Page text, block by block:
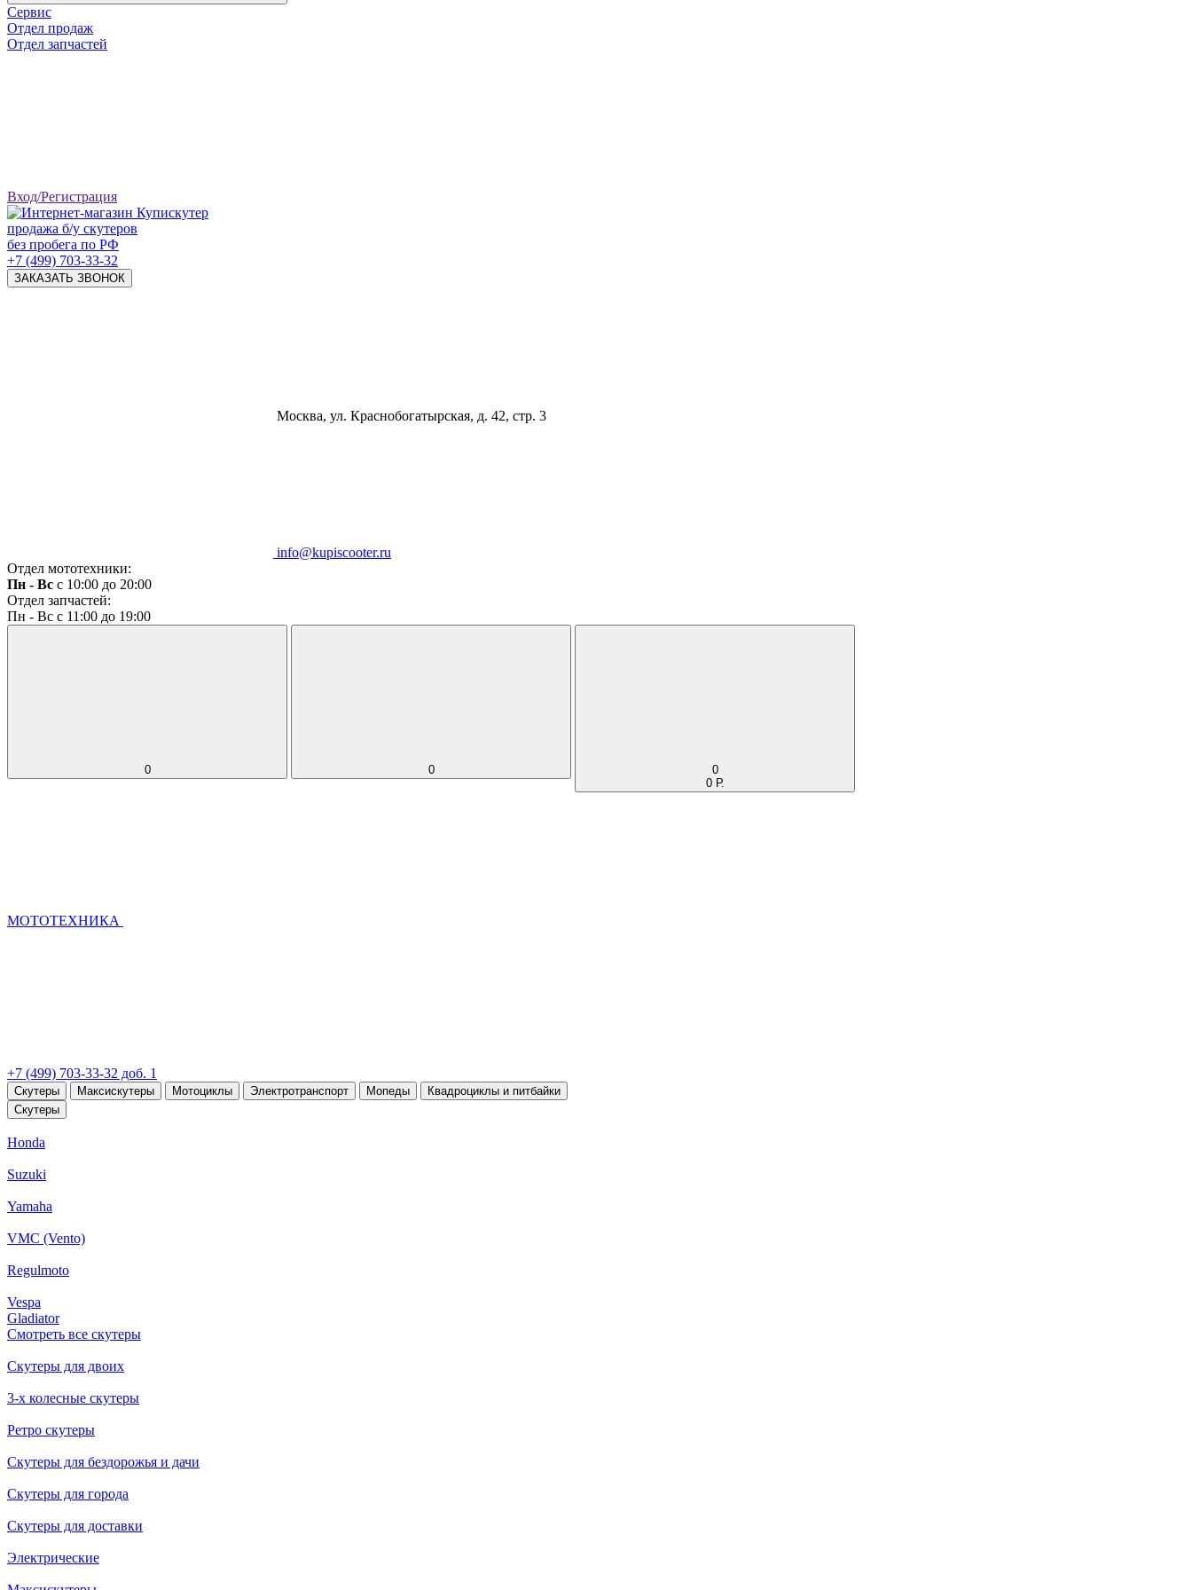
Сервис
Отдел продаж
Отдел запчастей
Вход/Регистрация
продажа б/у скутеров
без пробега по РФ
+7 (499) 703-33-32
ЗАКАЗАТЬ ЗВОНОК
Москва, ул. Краснобогатырская, д. 42, стр. 3
info@kupiscooter.ru
Отдел мототехники:
Пн - Вс с 10:00 до 20:00
Отдел запчастей:
Пн - Вс с 11:00 до 19:00
0 0
0
0 Р.
МОТОТЕХНИКА
+7 (499) 703-33-32 доб. 1
Скутеры Максискутеры Мотоциклы Электротранспорт Мопеды
Квадроциклы и питбайки
Скутеры
Honda
Suzuki
Yamaha
VMC (Vento)
Regulmoto
Vespa
Gladiator
Смотреть все скутеры
Скутеры для двоих
3-х колесные скутеры
Ретро скутеры
Скутеры для бездорожья и дачи
Скутеры для города
Скутеры для доставки
Электрические